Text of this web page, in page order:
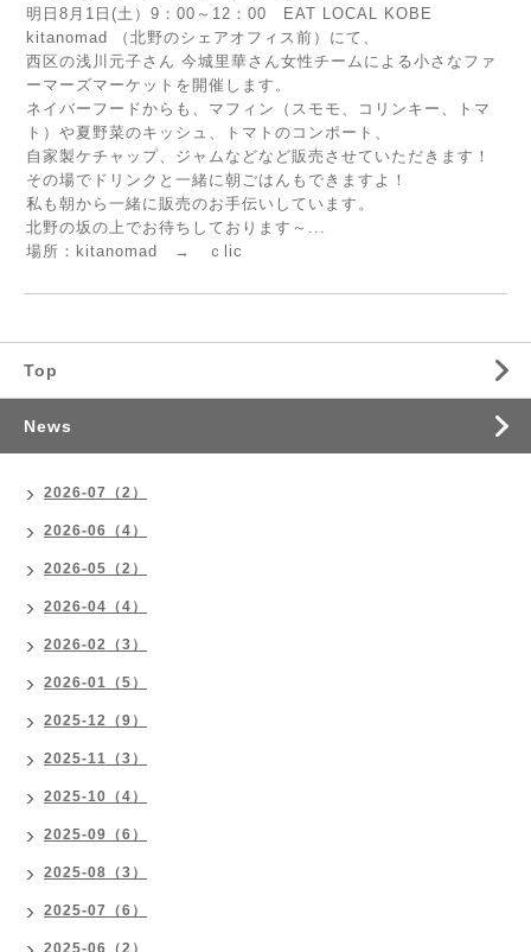
明日8月1日(土）9：00～12：00 EAT LOCAL KOBE
kitanomad （北野のシェアオフィス前）にて、
西区の浅川元子さん 今城里華さん女性チームによる小さなファ
ーマーズマーケットを開催します。
ネイバーフードからも、マフィン（スモモ、コリンキー、トマ
ト）や夏野菜のキッシュ、トマトのコンポート、
自家製ケチャップ、ジャムなどなど販売させていただきます！
その場でドリンクと一緒に朝ごはんもできますよ！
私も朝から一緒に販売のお手伝いしています。
北野の坂の上でお待ちしております～ ...
場所：kitanomad →
ｃlic
Top
News
2026-07（2）
2026-06（4）
2026-05（2）
2026-04（4）
2026-02（3）
2026-01（5）
2025-12（9）
2025-11（3）
2025-10（4）
2025-09（6）
2025-08（3）
2025-07（6）
2025-06（2）